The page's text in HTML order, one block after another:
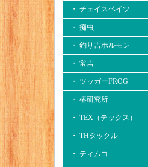
・ チェイスベイツ
・ 痴虫
・ 釣り吉ホルモン
・ 常吉
・ ツッガーFROG
・ 椿研究所
・ TEX（テックス）
・ THタックル
・ ティムコ